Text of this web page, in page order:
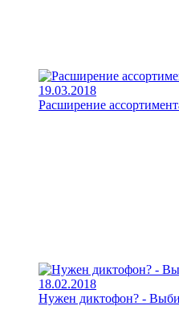
19.03.2018
Расширение
18.02.2018
Нужен диктофон? -